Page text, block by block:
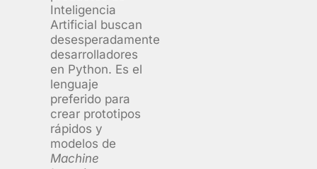
Inteligencia
Artificial buscan
desesperadamente
desarrolladores
en Python. Es el
lenguaje
preferido para
crear prototipos
rápidos y
modelos de
Machine